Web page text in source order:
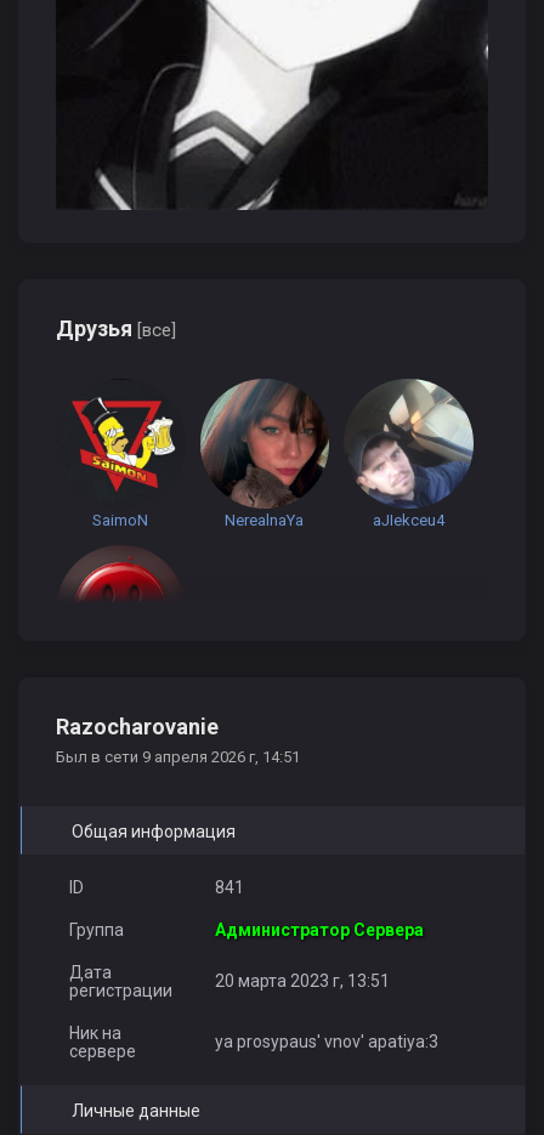
Друзья [все]
SaimoN NerealnaYa aJIekceu4
Razocharovanie
Был в сети 9 апреля 2026 г, 14:51
Общая информация
ID 841
Группа Администратор Сервера
Дата
регистрации
20 марта 2023 г, 13:51
Ник на
сервере
ya prosypaus' vnov' apatiya:3
Личные данные